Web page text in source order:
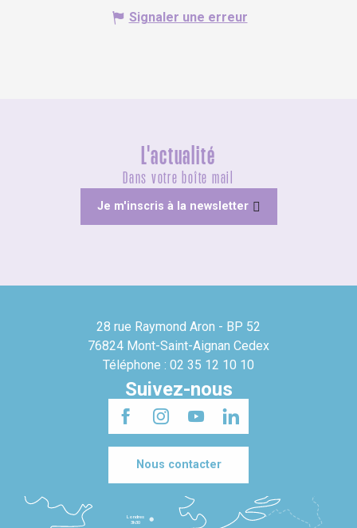
Signaler une erreur
L'actualité
Dans votre boîte mail
Je m'inscris à la newsletter
28 rue Raymond Aron - BP 52
76824 Mont-Saint-Aignan Cedex
Téléphone : 02 35 12 10 10
Suivez-nous
Nous contacter
Londres
3h30